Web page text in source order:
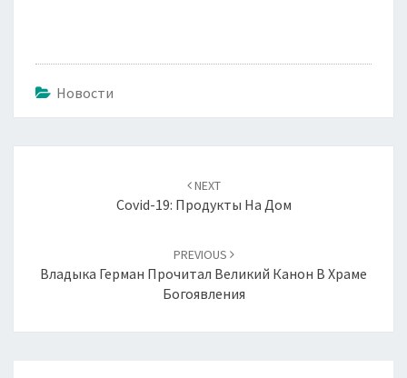
Новости
NEXT
Covid-19: Продукты На Дом
PREVIOUS
Владыка Герман Прочитал Великий Канон В Храме
Богоявления